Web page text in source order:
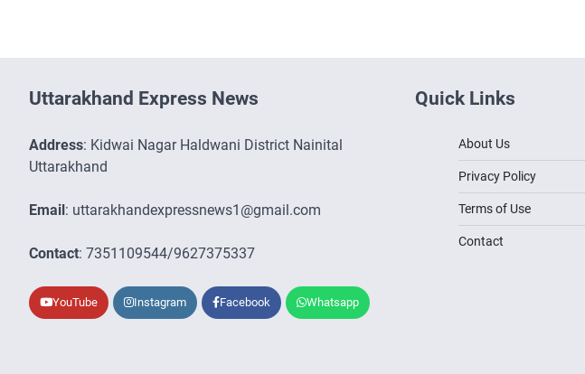
Uttarakhand Express News
Address: Kidwai Nagar Haldwani District Nainital
Uttarakhand
Email: uttarakhandexpressnews1@gmail.com
Contact: 7351109544/9627375337
YouTube Instagram Facebook Whatsapp
Quick Links
About Us
Privacy Policy
Terms of Use
Contact